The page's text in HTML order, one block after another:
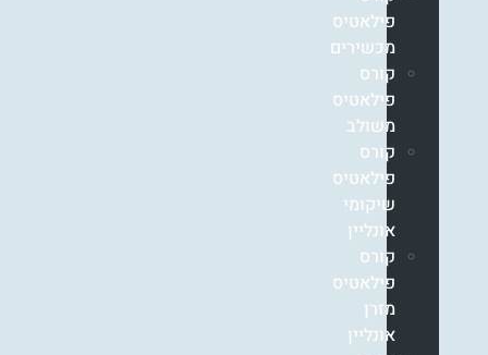
פילאטיס
מכשירים
קורס
פילאטיס
משולב
קורס
פילאטיס
שיקומי
אונליין
קורס
פילאטיס
מזרן
אונליין